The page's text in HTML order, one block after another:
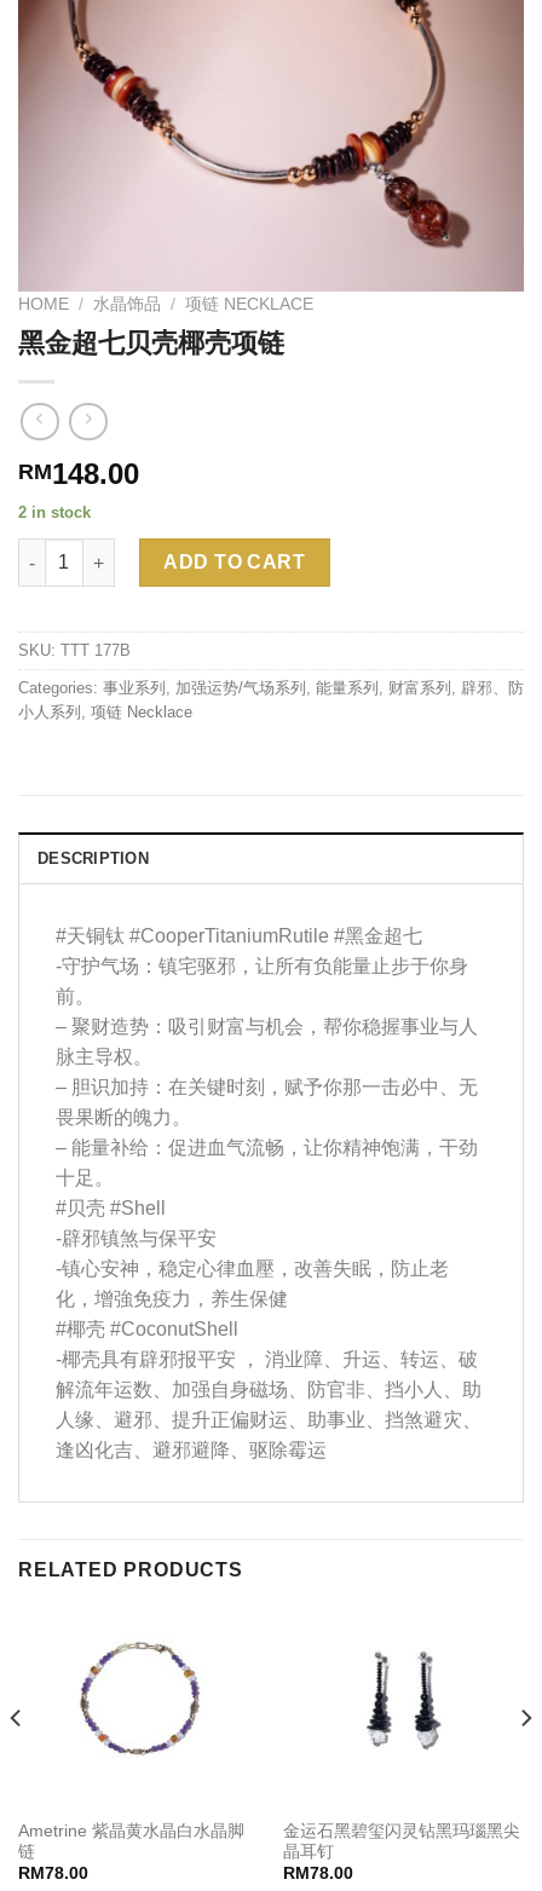
HOME / 水晶饰品 / 项链 NECKLACE
黑金超七贝壳椰壳项链
RM148.00
2 in stock
Quantity ADD TO CART
SKU: TTT 177B
Categories: 事业系列 加强运势/气场系列 能量系列 财富系列
辟邪、防
小人系列
项链 Necklace
DESCRIPTION
#天铜钛 #CooperTitaniumRutile #黑金超七
-守护气场：镇宅驱邪，让所有负能量止步于你身
前。
– 聚财造势：吸引财富与机会，帮你稳握事业与人
脉主导权。
– 胆识加持：在关键时刻，赋予你那一击必中、无
畏果断的魄力。
– 能量补给：促进血气流畅，让你精神饱满，干劲
十足。
#贝壳 #Shell
-辟邪镇煞与保平安
-镇心安神，稳定心律血壓，改善失眠，防止老
化，增強免疫力，养生保健
#椰壳 #CoconutShell
-椰壳具有辟邪报平安 ， 消业障、升运、转运、破
解流年运数、加强自身磁场、防官非、挡小人、助
人缘、避邪、提升正偏财运、助事业、挡煞避灾、
逢凶化吉、避邪避降、驱除霉运
RELATED PRODUCTS
Ametrine 紫晶黄水晶白水晶脚
链
RM 78.00
金运石黑碧玺闪灵钻黑玛瑙黑尖
晶耳钉
RM 78.00